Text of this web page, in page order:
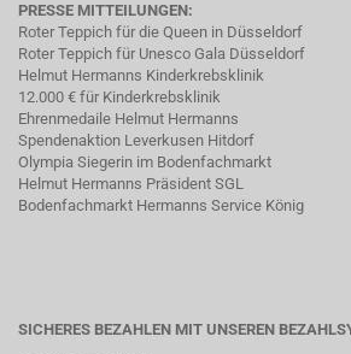
PRESSE MITTEILUNGEN:
Roter Teppich für die Queen in Düsseldorf
Roter Teppich für Unesco Gala Düsseldorf
Helmut Hermanns Kinderkrebsklinik
12.000 € für Kinderkrebsklinik
Ehrenmedaile Helmut Hermanns
Spendenaktion Leverkusen Hitdorf
Olympia Siegerin im Bodenfachmarkt
Helmut Hermanns Präsident SGL
Bodenfachmarkt Hermanns Service König
SICHERES BEZAHLEN MIT UNSEREN